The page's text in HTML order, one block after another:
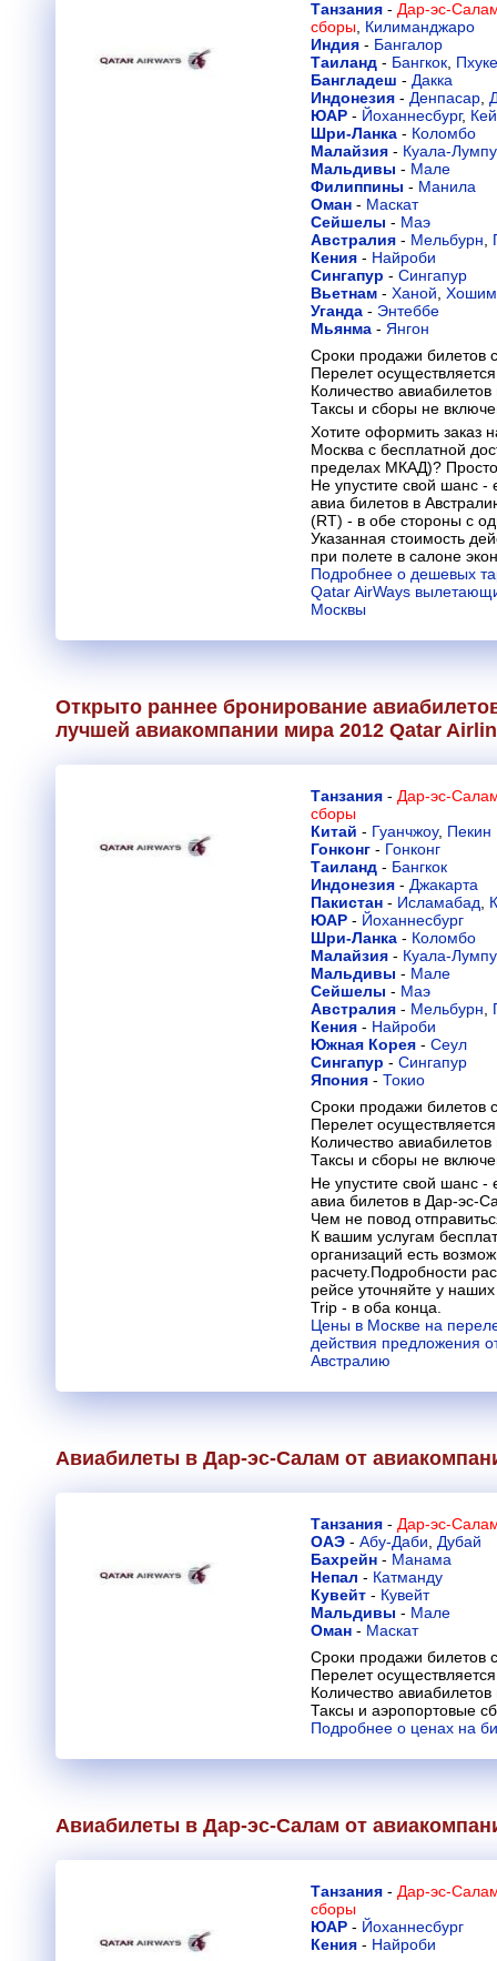
Танзания - Дар-эс-
сборы Килиманджаро
Индия - Бангалор
Таиланд - Бангкок
Бангладеш - Дакка
Индонезия - Денпасар
ЮАР - Йоханнесбург,
Шри-Ланка - Коломбо
Малайзия - Куала-
Мальдивы - Мале
Филиппины - Манила
Оман - Маскат
Сейшелы - Маэ
Австралия - Мельбурн
Кения - Найроби
Сингапур - Сингапур
Вьетнам - Ханой
Уганда - Энтеббе
Мьянма - Янгон
Сроки продажи билетов
Перелет
Количество
Таксы и сборы не
Хотите оформить заказ
Москва с бесплатной
пределах МКАД)?
Не упустите свой шанс -
авиа билетов в
(RT) - в обе стороны с
Указанная стоимость
при полете в салоне
Подробнее о дешевых
Qatar AirWays
Москвы
Открыто раннее бронирование
лучшей авиакомпании мира 2012 Qatar
Танзания - Дар-эс-
сборы
Китай - Гуанчжоу, Пекин
Гонконг - Гонконг
Таиланд - Бангкок
Индонезия - Джакарта
Пакистан - Исламабад
ЮАР - Йоханнесбург
Шри-Ланка - Коломбо
Малайзия - Куала-
Мальдивы - Мале
Сейшелы - Маэ
Австралия - Мельбурн
Кения - Найроби
Южная Корея - Сеул
Сингапур - Сингапур
Япония - Токио
Сроки продажи билетов
Перелет
Количество
Таксы и сборы не
Не упустите свой шанс
авиа билетов в Дар-эс-
Чем не повод
К вашим услугам
организаций есть
расчету.Подробности
рейсе уточняйте у
Trip - в оба конца.
Цены в Москве на
действия предложения
Австралию
Авиабилеты в Дар-эс-Салам от
Танзания - Дар-эс-
ОАЭ - Абу-Даби
Дубай
Бахрейн - Манама
Непал - Катманду
Кувейт - Кувейт
Мальдивы - Мале
Оман - Маскат
Сроки продажи билетов
Перелет
Количество
Таксы и аэропортовые
Подробнее о ценах на
Авиабилеты в Дар-эс-Салам от
Танзания - Дар-эс-
сборы
ЮАР - Йоханнесбург
Кения - Найроби